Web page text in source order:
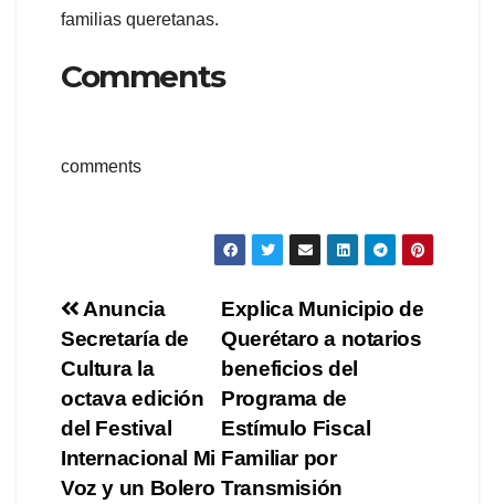
familias queretanas.
Comments
comments
Navegación
de
entradas
Explica Municipio de
Querétaro a notarios
beneficios del
Programa de
Estímulo Fiscal
Familiar por
Transmisión
Anuncia
Secretaría de
Cultura la
octava edición
del Festival
Internacional Mi
Voz y un Bolero